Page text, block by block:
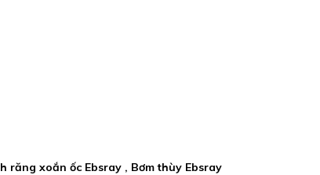
răng xoắn ốc Ebsray , Bơm thùy Ebsray